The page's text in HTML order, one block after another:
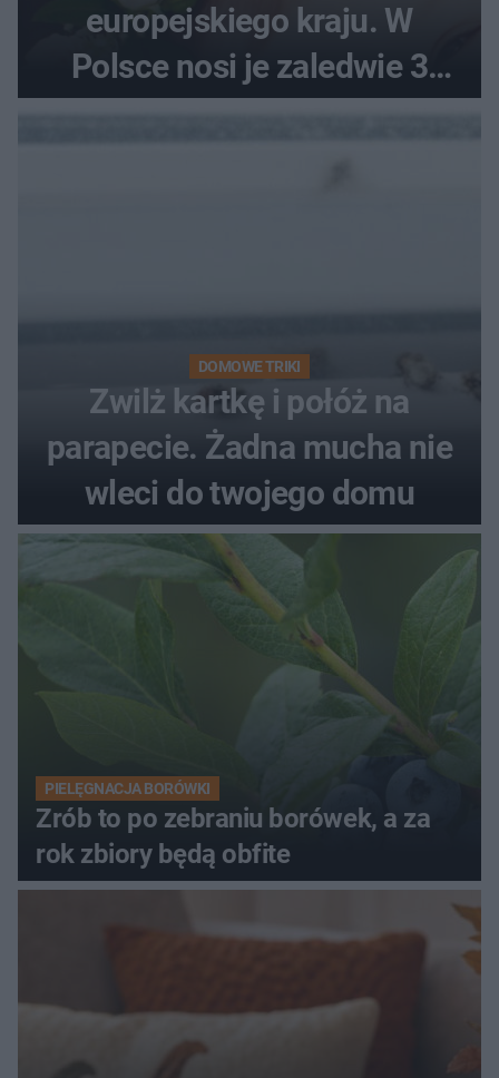
europejskiego kraju. W
Polsce nosi je zaledwie 3
DOMOWE TRIKI
Zwilż kartkę i połóż na
parapecie. Żadna mucha nie
wleci do twojego domu
PIELĘGNACJA BORÓWKI
Zrób to po zebraniu borówek, a za
rok zbiory będą obfite